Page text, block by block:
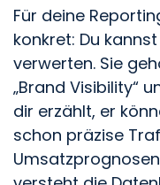
Für deine
konkret: Du
verwerten. Sie
„Brand Visibility“
dir erzählt, er
schon präzise